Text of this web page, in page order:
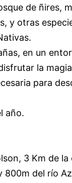
de ñires,
y otras
en un
la
para
año.
3 Km de
800m del río